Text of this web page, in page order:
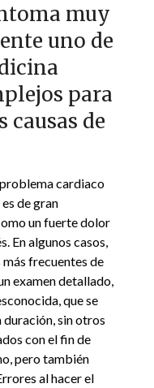
muy
uno de
para
causas de
problema cardiaco
de gran
un fuerte dolor
En algunos casos,
frecuentes de
examen detallado,
que se
sin otros
con el fin de
pero también
al hacer el